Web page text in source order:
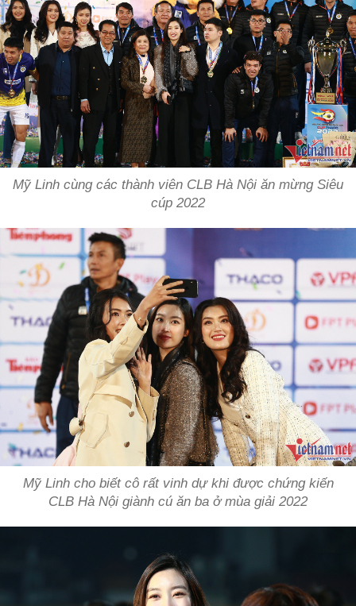
Mỹ Linh cùng các thành viên CLB Hà Nội ăn mừng Siêu
cúp 2022
Mỹ Linh cho biết cô rất vinh dự khi được chứng kiến
CLB Hà Nội giành cú ăn ba ở mùa giải 2022